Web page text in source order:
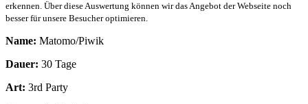
erkennen. Über diese Auswertung können wir das Angebot der Webseite noch
besser für unsere Besucher optimieren.
Name: Matomo/Piwik
Dauer: 30 Tage
Art: 3rd Party